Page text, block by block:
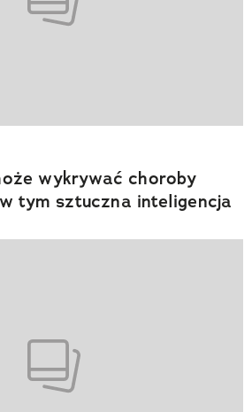
wykrywać choroby
tym sztuczna inteligencja